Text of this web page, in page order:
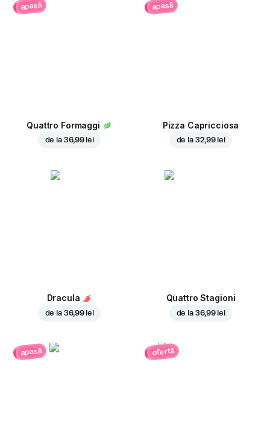
apasă
Quattro Formaggi
de la 36,99 lei
apasă
Pizza Capricciosa
de la 32,99 lei
Dracula
de la 36,99 lei
Quattro Stagioni
de la 36,99 lei
apasă ofertă